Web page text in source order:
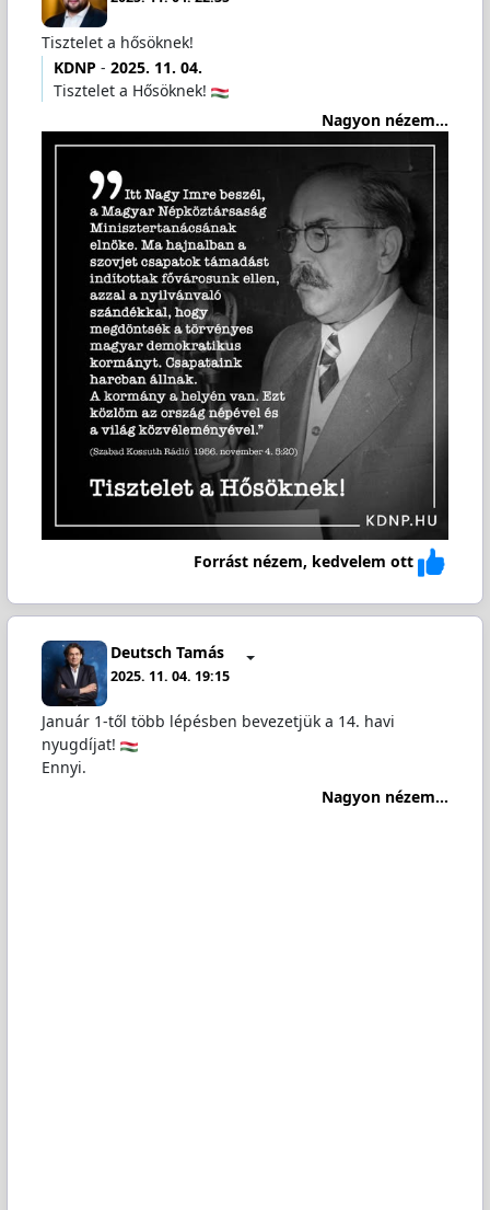
Tisztelet a hősöknek!
KDNP - 2025. 11. 04.
Tisztelet a Hősöknek!
Nagyon nézem...
Forrást nézem, kedvelem ott
Deutsch Tamás
2025. 11. 04. 19:15
Január 1-től több lépésben bevezetjük a 14. havi
nyugdíjat!
Ennyi.
Nagyon nézem...